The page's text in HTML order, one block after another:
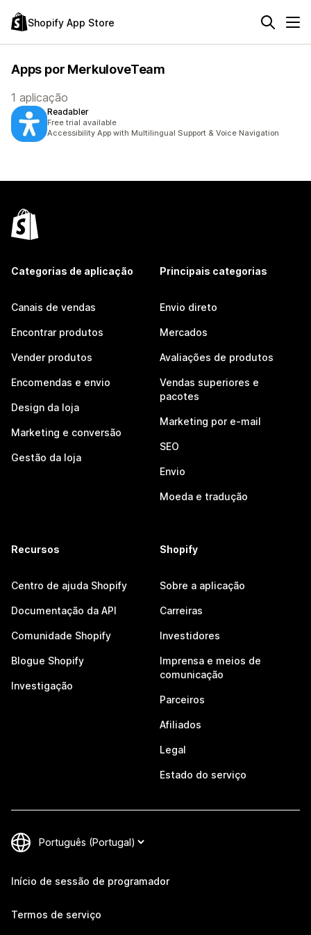
Shopify App Store
Apps por MerkuloveTeam
1 aplicação
Readabler
Free trial available
Accessibility App with Multilingual Support & Voice Navigation
Categorias de aplicação
Canais de vendas
Encontrar produtos
Vender produtos
Encomendas e envio
Design da loja
Marketing e conversão
Gestão da loja
Principais categorias
Envio direto
Mercados
Avaliações de produtos
Vendas superiores e
pacotes
Marketing por e-mail
SEO
Envio
Moeda e tradução
Recursos
Centro de ajuda Shopify
Documentação da API
Comunidade Shopify
Blogue Shopify
Investigação
Shopify
Sobre a aplicação
Carreiras
Investidores
Imprensa e meios de
comunicação
Parceiros
Afiliados
Legal
Estado do serviço
Início de sessão de programador
Termos de serviço